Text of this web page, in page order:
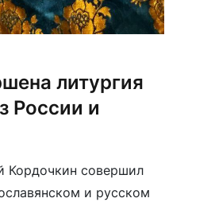
литургия
России и
Кордочкин совершил
и русском